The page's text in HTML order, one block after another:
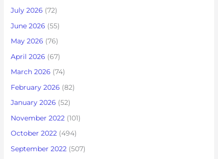
July 2026 (72)
June 2026 (55)
May 2026 (76)
April 2026 (67)
March 2026 (74)
February 2026 (82)
January 2026 (52)
November 2022(101)
October 2022(494)
September 2022(507)